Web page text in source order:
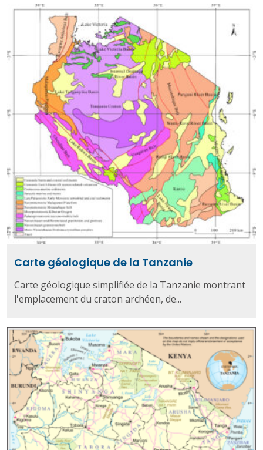
Carte géologique de la Tanzanie
Carte géologique simplifiée de la Tanzanie montrant
l'emplacement du craton archéen, de...